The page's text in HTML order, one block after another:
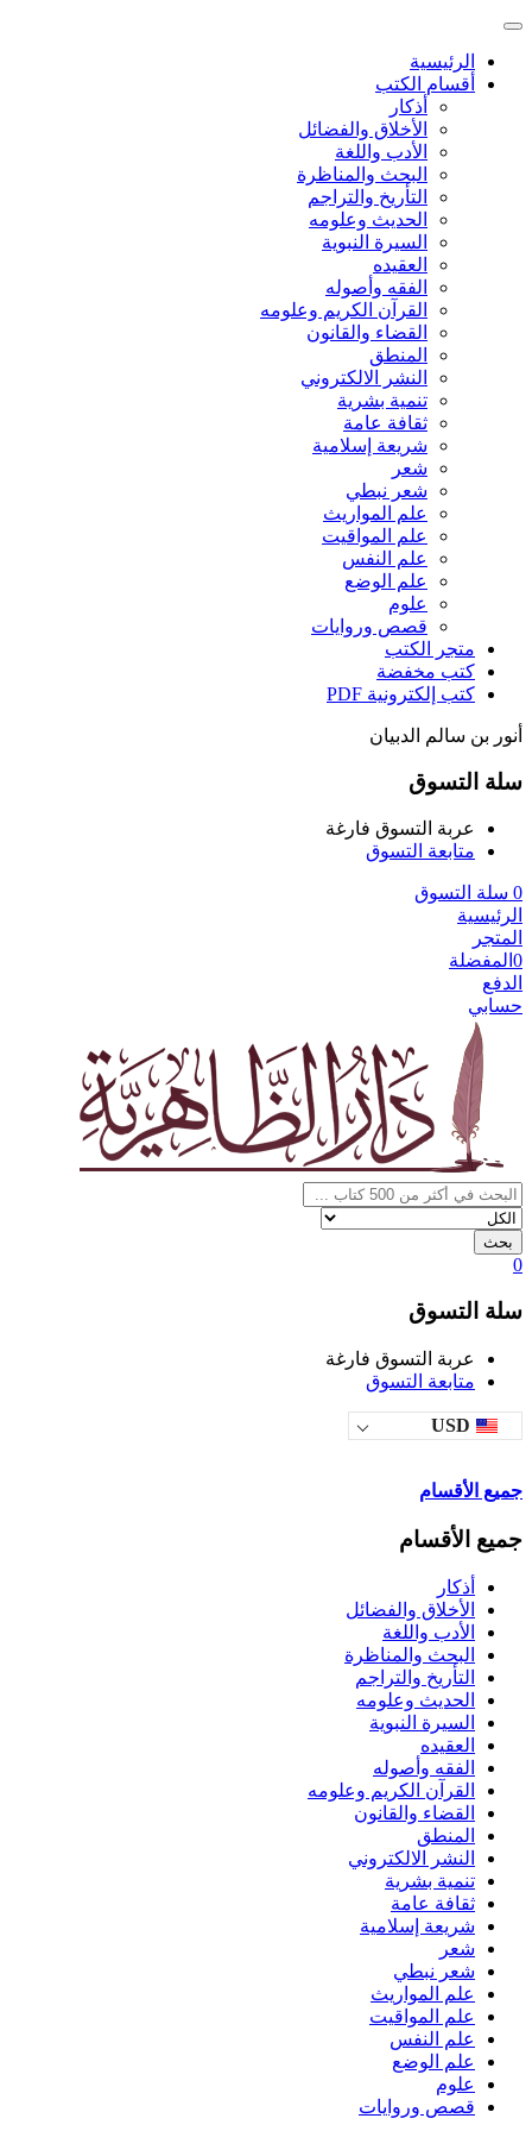
الرئيسية
أقسام الكتب
أذكار
الأخلاق والفضائل
الأدب واللغة
البحث والمناظرة
التأريخ والتراجم
الحديث وعلومه
السيرة النبوية
العقيده
الفقه وأصوله
القرآن الكريم وعلومه
القضاء والقانون
المنطق
النشر الالكتروني
تنمية بشرية
ثقافة عامة
شريعة إسلامية
شعر
شعر نبطي
علم المواريث
علم المواقيت
علم النفس
علم الوضع
علوم
قصص وروايات
متجر الكتب
كتب مخفضة
كتب إلكترونية PDF
أنور بن سالم الدبيان
سلة التسوق
عربة التسوق فارغة
متابعة التسوق
0 سلة التسوق
الرئيسية
المتجر
0 المفضلة
الدفع
حسابي
بحث
0
سلة التسوق
عربة التسوق فارغة
متابعة التسوق
USD
جميع الأقسام
جميع الأقسام
أذكار
الأخلاق والفضائل
الأدب واللغة
البحث والمناظرة
التأريخ والتراجم
الحديث وعلومه
السيرة النبوية
العقيده
الفقه وأصوله
القرآن الكريم وعلومه
القضاء والقانون
المنطق
النشر الالكتروني
تنمية بشرية
ثقافة عامة
شريعة إسلامية
شعر
شعر نبطي
علم المواريث
علم المواقيت
علم النفس
علم الوضع
علوم
قصص وروايات